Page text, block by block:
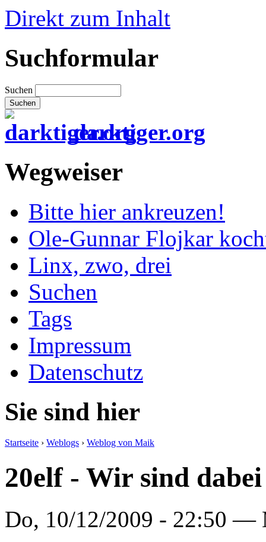
Direkt zum Inhalt
Suchformular
Suchen
darktiger.org
Wegweiser
Bitte hier ankreuzen!
Ole-Gunnar Flojkar
Linx, zwo, drei
Suchen
Tags
Impressum
Datenschutz
Sie sind hier
Startseite › Weblogs › Weblog von Maik
20elf - Wir sind dabei
Do, 10/12/2009 - 22:50 —